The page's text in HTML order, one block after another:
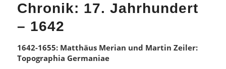
Chronik: 17. Jahrhundert
– 1642
1642-1655: Matthäus Merian und Martin Zeiler:
Topographia Germaniae